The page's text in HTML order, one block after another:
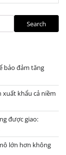
Search
bảo đảm tăng
xuất khẩu cả niềm
được giao:
lớn hơn không